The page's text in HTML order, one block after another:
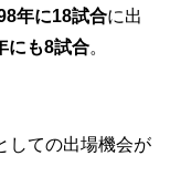
年に18試合に出
にも8試合。
しての出場機会が